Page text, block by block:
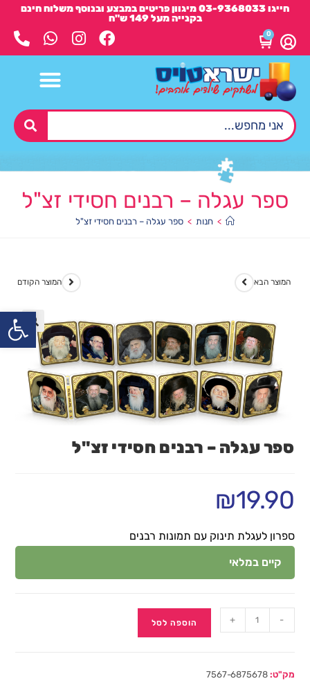
חייגו 03-9368033 מיגוון פריטים במבצע ובנוסף משלוח חינם
בקנייה מעל 149 ש"ח
0
ספר עגלה – רבנים חסידי זצ"ל
> חנות > ספר עגלה – רבנים חסידי זצ"ל
המוצר הקודם המוצר הבא
ספר עגלה – רבנים חסידי זצ"ל
₪19.90
ספרון לעגלת תינוק עם תמונות רבנים
קיים במלאי
-
+ הוספה לסל
מק"ט:7567-6875678